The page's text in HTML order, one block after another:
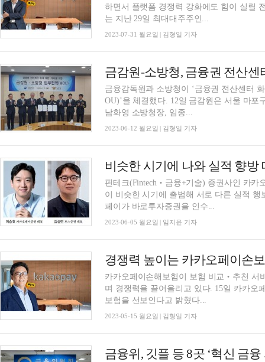
하면서 플랫폼 경쟁력 강화에도 힘이 실릴 전망이다. 31일 보험업계에 따르면
는 지난 29일 최대대주주인...
2023-07-31 월요일 | 김형일 기자
금감원-소방청, 금융권 전산
금융감독원과 소방청이 ‘금융권 전산센터
OU)’을 체결했다. 12일 금감원은 서울 마포구 소재 우리금융상암센터에서 이복현 금감원장과
남화영 소방청장, 임종...
2023-06-12 월요일 | 김형일 기자
핀테크(Fintech‧금융+기술) 증권사인 카카
이 비슷한 시기에 출범해 서로 다른 실적
페이가 바로투자증권을 인수...
2023-06-05 월요일 | 임지윤 기자
카카오페이손해보험이 보험 비교‧추천 서
며 경쟁력을 끌어올리고 있다. 15일 카카오페이손보는 이르면 이달 말 늦으면 내달 초 여행자
보험을 선보인다고 밝혔다...
2023-05-15 월요일 | 김형일 기자